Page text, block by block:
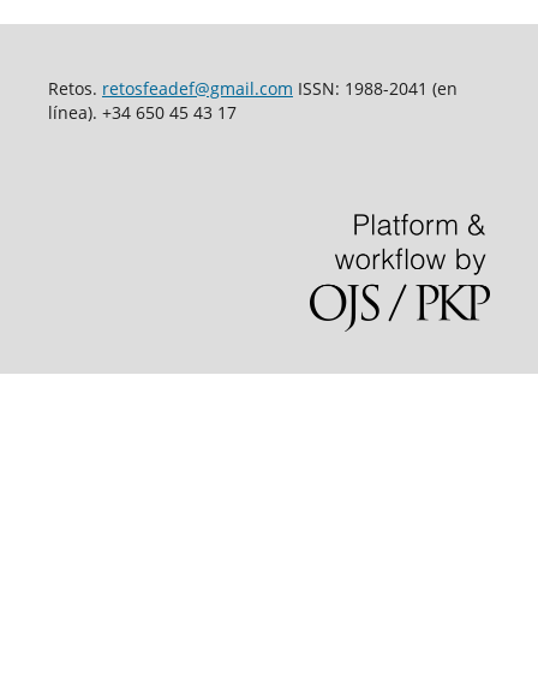
Retos. retosfeadef@gmail.com ISSN: 1988-2041 (en
línea). +34 650 45 43 17